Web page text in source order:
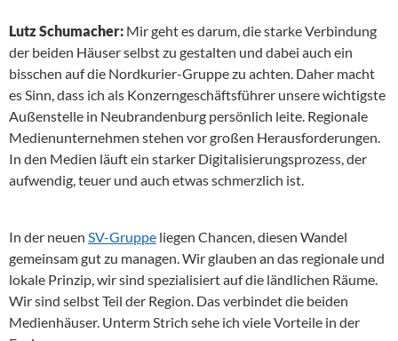
Lutz Schumacher: Mir geht es darum, die starke Verbindung
der beiden Häuser selbst zu gestalten und dabei auch ein
bisschen auf die Nordkurier-Gruppe zu achten. Daher macht
es Sinn, dass ich als Konzerngeschäftsführer unsere wichtigste
Außenstelle in Neubrandenburg persönlich leite. Regionale
Medienunternehmen stehen vor großen Herausforderungen.
In den Medien läuft ein starker Digitalisierungsprozess, der
aufwendig, teuer und auch etwas schmerzlich ist.
In der neuen SV-Gruppe liegen Chancen, diesen Wandel
gemeinsam gut zu managen. Wir glauben an das regionale und
lokale Prinzip, wir sind spezialisiert auf die ländlichen Räume.
Wir sind selbst Teil der Region. Das verbindet die beiden
Medienhäuser. Unterm Strich sehe ich viele Vorteile in der